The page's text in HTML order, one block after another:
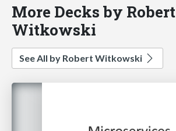
More Decks by Robert
Witkowski
See All by Robert Witkowski